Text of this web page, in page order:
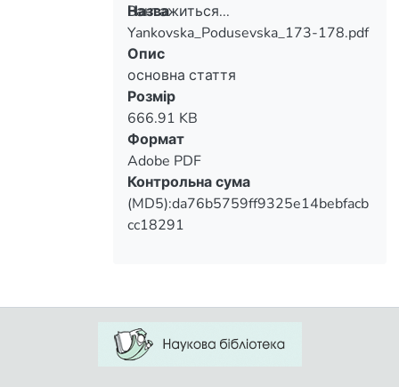
Вантажиться...
Вантажиться...
Назва
Yankovska_Podusevska_173-178.pdf
Опис
основна стаття
Розмір
666.91 KB
Формат
Adobe PDF
Контрольна сума
(MD5):da76b5759ff9325e14bebfacb
cc18291